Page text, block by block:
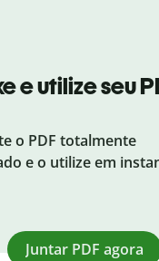
e utilize seu
o PDF totalmente
e o utilize em
Juntar PDF agora